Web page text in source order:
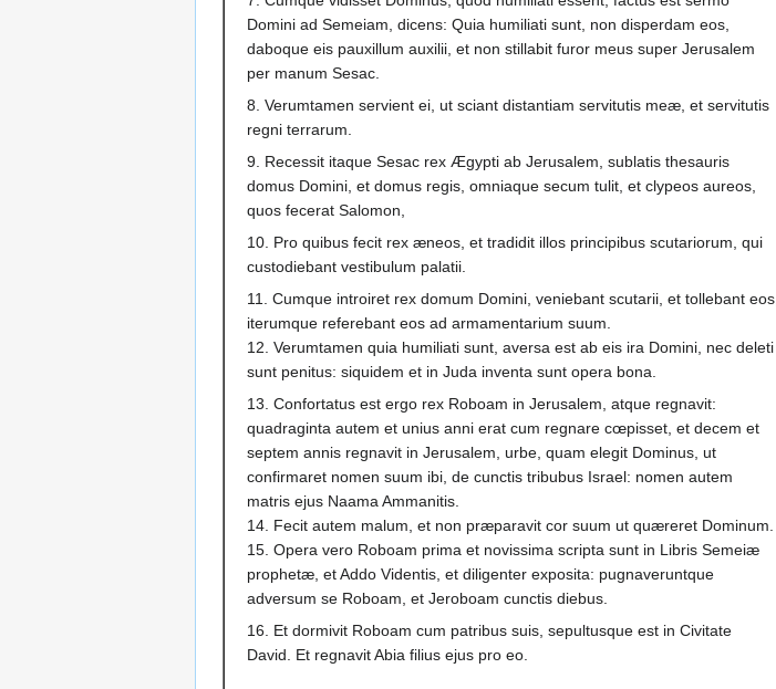
Domini ad Semeiam, dicens: Quia humiliati sunt, non disperdam eos,
daboque eis pauxillum auxilii, et non stillabit furor meus super Jerusalem
per manum Sesac.
8. Verumtamen servient ei, ut sciant distantiam servitutis meæ, et servitutis
regni terrarum.
9. Recessit itaque Sesac rex Ægypti ab Jerusalem, sublatis thesauris
domus Domini, et domus regis, omniaque secum tulit, et clypeos aureos,
quos fecerat Salomon,
10. Pro quibus fecit rex æneos, et tradidit illos principibus scutariorum, qui
custodiebant vestibulum palatii.
11. Cumque introiret rex domum Domini, veniebant scutarii, et tollebant eos,
iterumque referebant eos ad armamentarium suum.
12. Verumtamen quia humiliati sunt, aversa est ab eis ira Domini, nec deleti
sunt penitus: siquidem et in Juda inventa sunt opera bona.
13. Confortatus est ergo rex Roboam in Jerusalem, atque regnavit:
quadraginta autem et unius anni erat cum regnare cœpisset, et decem et
septem annis regnavit in Jerusalem, urbe, quam elegit Dominus, ut
confirmaret nomen suum ibi, de cunctis tribubus Israel: nomen autem
matris ejus Naama Ammanitis.
14. Fecit autem malum, et non præparavit cor suum ut quæreret Dominum.
15. Opera vero Roboam prima et novissima scripta sunt in Libris Semeiæ
prophetæ, et Addo Videntis, et diligenter exposita: pugnaveruntque
adversum se Roboam, et Jeroboam cunctis diebus.
16. Et dormivit Roboam cum patribus suis, sepultusque est in Civitate
David. Et regnavit Abia filius ejus pro eo.